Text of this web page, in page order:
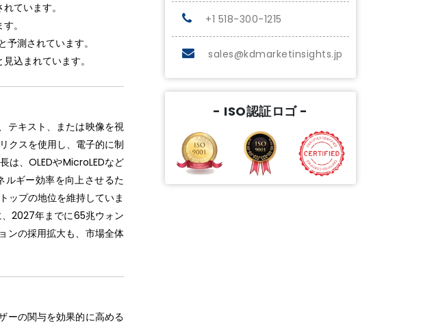
ています。
。
測されています。
込まれています。
テキスト、または映像を視
クスを使用し、電子的に制
は、OLEDやMicroLEDなど
ルギー効率を向上させるた
ップの地位を維持していま
2027年までに65兆ウォン
ンの採用拡大も、市場全体
ーの関与を効果的に高める
+1 518-300-1215
sales@kdmarketinsights.jp
- ISO認証ロゴ -